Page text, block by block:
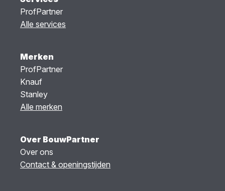
ProfPartner
Alle services
Merken
ProfPartner
Knauf
Stanley
Alle merken
Over BouwPartner
Over ons
Contact & openingstijden